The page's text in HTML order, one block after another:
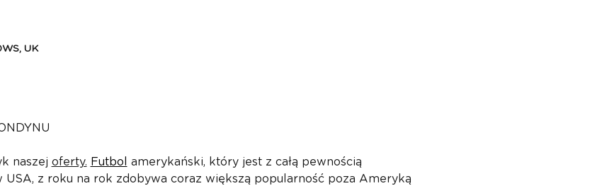
UK
naszej oferty. Futbol
amerykański, który jest z całą pewnością
z roku na rok zdobywa coraz większą popularność poza Ameryką